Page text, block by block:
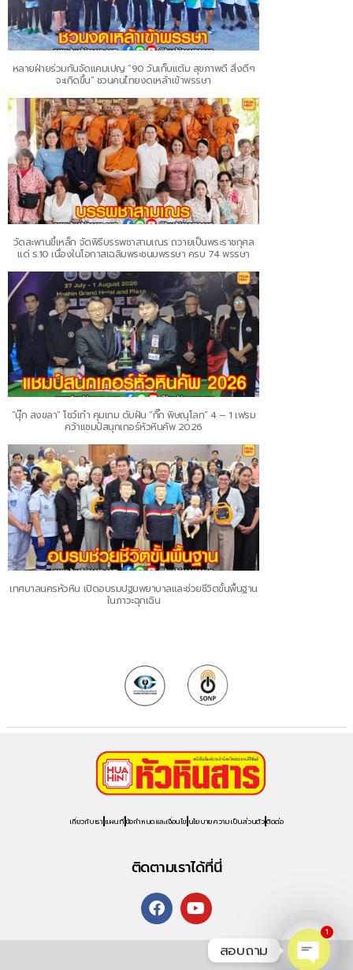
หลายฝ่ายร่วมกันจัดแคมเปญ “90 วันเก็บแต้ม สุขภาพดี สิ่งดีๆ
จะเกิดขึ้น” ชวนคนไทยงดเหล้าเข้าพรรษา
วัดสะพานขี้เหล็ก จัดพิธีบรรพชาสามเณร ถวายเป็นพระราชกุศล
แด่ ร.10 เนื่องในโอกาสเฉลิมพระชนมพรรษา ครบ 74 พรรษา
“นุ๊ก สงขลา” โชว์เก๋า คุมเกม ดับฝัน “กิ๊ก พิษณุโลก” 4 – 1 เฟรม
คว้าแชมป์สนุกเกอร์หัวหินคัพ 2026
เทศบาลนครหัวหิน เปิดอบรมปฐมพยาบาลและช่วยชีวิตขั้นพื้นฐาน
ในภาวะฉุกเฉิน
เกี่ยวกับเรา แผนที่ข้อกำหนดและเงื่อนไข นโยบายความเป็นส่วนตัวติดต่อ
ติดตามเราได้ที่นี่
สอบถาม
1